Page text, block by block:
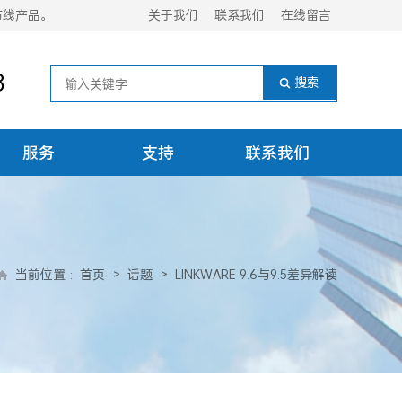
产品。 关于我们 联系我们 在线留言
服务 支持 联系我们
当前位置 : 首页 > 话题 > LINKWARE 9.6与9.5差异解读